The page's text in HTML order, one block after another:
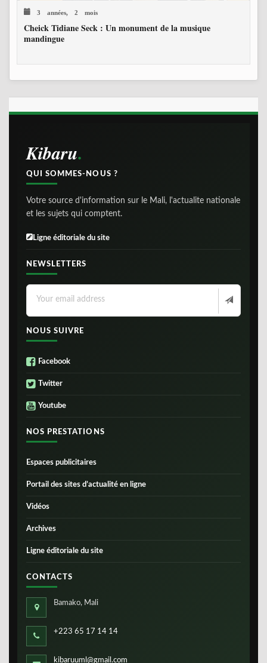
3 années, 2 mois
Cheick Tidiane Seck : Un monument de la musique
mandingue
Kibaru
QUI SOMMES-NOUS ?
Votre source d'information sur le Mali, l'actualite nationale
et les sujets qui comptent.
Ligne éditoriale du site
NEWSLETTERS
NOUS SUIVRE
Facebook
Twitter
Youtube
NOS PRESTATIONS
Espaces publicitaires
Portail des sites d’actualité en ligne
Vidéos
Archives
Ligne éditoriale du site
CONTACTS
Bamako, Mali
+223 65 17 14 14
kibaruuml@gmail.com